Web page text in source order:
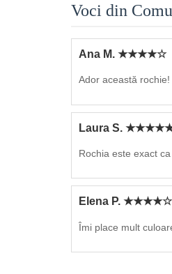
Voci din
Ana M. ★★★★☆
Ador această
Laura S.
Rochia este exact
Elena P. ★★★★☆
Îmi place mult